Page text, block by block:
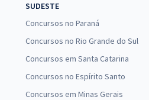
SUDESTE
Concursos no Paraná
Concursos no Rio Grande do Sul
Concursos em Santa Catarina
Concursos no Espírito Santo
Concursos em Minas Gerais